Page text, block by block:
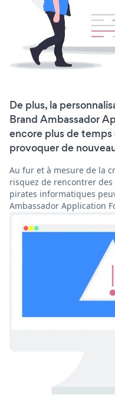
De plus, la
Brand Ambassador
encore plus de
provoquer de
Au fur et à mesure de la
risquez de rencontrer
pirates informatiques
Ambassador Application